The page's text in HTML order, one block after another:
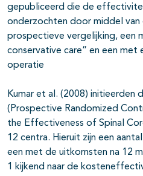
gepubliceerd die de
onderzochten door middel van
prospectieve vergelijking, een
conservative care” en een met
operatie
Kumar et al. (2008) initieerden
(Prospective Randomized
the Effectiveness of Spinal
12 centra. Hieruit zijn een
een met de uitkomsten na 12
1 kijkend naar de